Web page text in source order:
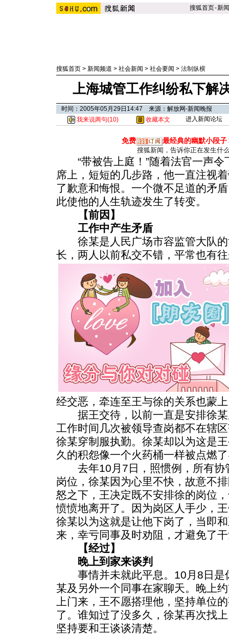
搜狐首页-新闻
搜狐首页 > 新闻频道 > 社会新闻 > 社会要闻 > 法制纵横
上海城管工作纠纷私下解
时间：2005年05月29日14:47 来源：解放网-新闻晚报
我来说两句(10) 收藏本文 进入新闻论坛
免费 最经典的幽默小段子
搜狐新闻，告诉你正在发生什
“带被告上庭！”随着法官一声令
席上，短短的几步路，他一直注视
了歉意和悔恨。一个微不足道的矛
此使他的人生轨迹发生了转变。
【前因】
工作中产生矛盾
徐某是人民广场市容监管大队的
长，两人以前私交不错，平常也有
经交恶，牵连至王与徐的关系也蒙
据王交待，以前一直是安排徐某
工作时间几次被领导查岗都不在辖
徐某穿制服执勤。徐某却以为这是
久的积怨像一个火药桶一样被点燃
去年10月7日，照惯例，所有协
岗位，徐某因为心里不快，故意不
怒之下，王决定既不安排徐的岗位
愤愤地离开了。因为岗区人手少，
徐某以为这就是让他下岗了，当即
来，幸亏同事及时劝阻，才避免了
【经过】
晚上到家来谈判
事情并未就此平息。10月8日是
某及另外一个同事在家聊天。晚上
上门来，王不愿搭理他，坚持单位
了。谁知过了没多久，徐某再次找
坚持要和王谈谈清楚。